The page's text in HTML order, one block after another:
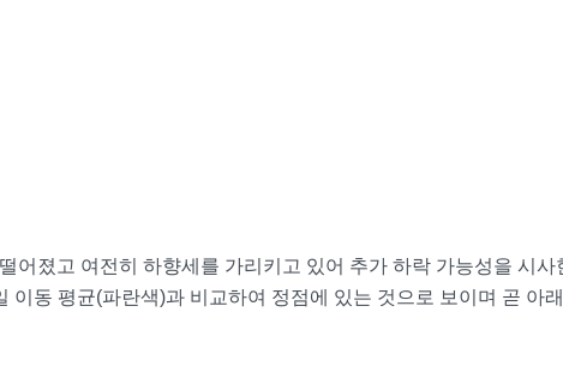
어졌고 여전히 하향세를 가리키고 있어 추가 하락 가능성을 시사
이동 평균(파란색)과 비교하여 정점에 있는 것으로 보이며 곧 아